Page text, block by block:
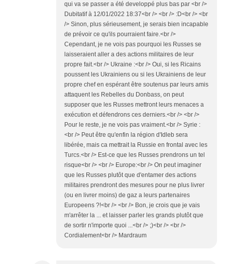
qui va se passer a été developpé plus bas par <br />
Dubitatif à 12/01/2022 18:37<br /> <br /> :D<br /> <br
/> Sinon, plus sérieusement, je serais bien incapable
de prévoir ce qu'ils pourraient faire.<br />
Cependant, je ne vois pas pourquoi les Russes se
laisseraient aller a des actions militaires de leur
propre fait.<br /> Ukraine :<br /> Oui, si les Ricains
poussent les Ukrainiens ou si les Ukrainiens de leur
propre chef en espérant être soutenus par leurs amis
attaquent les Rebelles du Donbass, on peut
supposer que les Russes mettront leurs menaces a
exécution et défendrons ces derniers.<br /> <br />
Pour le reste, je ne vois pas vraiment.<br /> Syrie :
<br /> Peut être qu'enfin la région d'Idleb sera
libérée, mais ca mettrait la Russie en frontal avec les
Turcs.<br /> Est-ce que les Russes prendrons un tel
risque<br /> <br /> Europe:<br /> On peut imaginer
que les Russes plutôt que d'entamer des actions
militaires prendront des mesures pour ne plus livrer
(ou en livrer moins) de gaz a leurs partenaires
Europeens ?!<br /> <br /> Bon, je crois que je vais
m'arrêter la ... et laisser parler les grands plutôt que
de sortir n'importe quoi ...<br /> ;)<br /> <br />
Cordialement<br /> Mardraum